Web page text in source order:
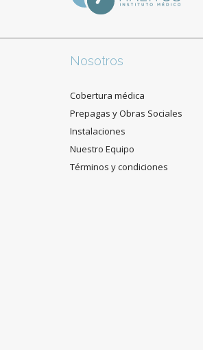
Nosotros
Cobertura médica
Prepagas y Obras Sociales
Instalaciones
Nuestro Equipo
Términos y condiciones